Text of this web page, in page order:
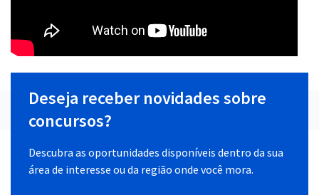
Deseja receber novidades sobre
concursos?
Descubra as oportunidades disponíveis dentro da sua
área de interesse ou da região onde você mora.